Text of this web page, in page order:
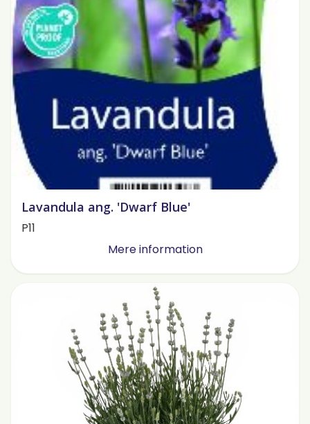
Lavandula ang. 'Dwarf Blue'
P11
Mere information